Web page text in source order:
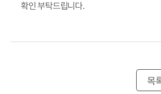
확인 부탁드립니다.
목